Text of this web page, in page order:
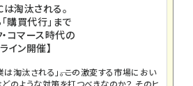
淘汰される。
購買代行」まで
コマース時代の
イン開催】
淘汰される」――。この激変する市場におい
どのような対策を打つべきなのか？ そのヒ